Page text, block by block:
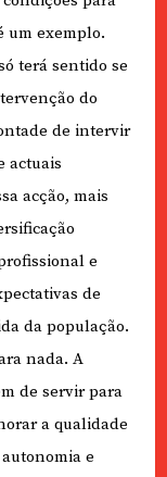
um exemplo.
terá sentido se
do
de intervir
actuais
acção, mais
e
de
da população.
nada. A
de servir para
a qualidade
e